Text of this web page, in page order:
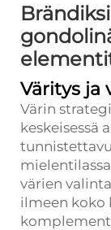
Väritys ja
Värin
keskeisessä
värien
ilmeen koko